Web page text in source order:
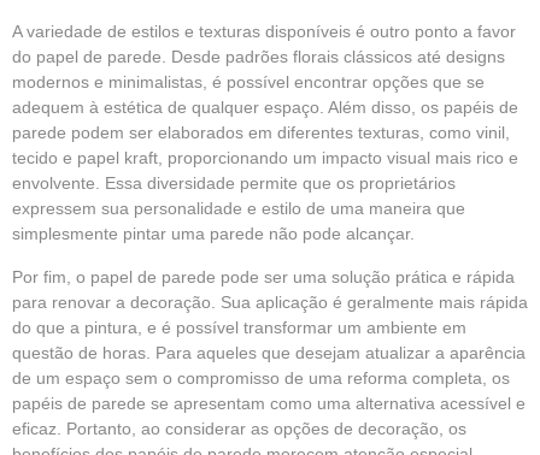
A variedade de estilos e texturas disponíveis é outro ponto a favor
do papel de parede. Desde padrões florais clássicos até designs
modernos e minimalistas, é possível encontrar opções que se
adequem à estética de qualquer espaço. Além disso, os papéis de
parede podem ser elaborados em diferentes texturas, como vinil,
tecido e papel kraft, proporcionando um impacto visual mais rico e
envolvente. Essa diversidade permite que os proprietários
expressem sua personalidade e estilo de uma maneira que
simplesmente pintar uma parede não pode alcançar.
Por fim, o papel de parede pode ser uma solução prática e rápida
para renovar a decoração. Sua aplicação é geralmente mais rápida
do que a pintura, e é possível transformar um ambiente em
questão de horas. Para aqueles que desejam atualizar a aparência
de um espaço sem o compromisso de uma reforma completa, os
papéis de parede se apresentam como uma alternativa acessível e
eficaz. Portanto, ao considerar as opções de decoração, os